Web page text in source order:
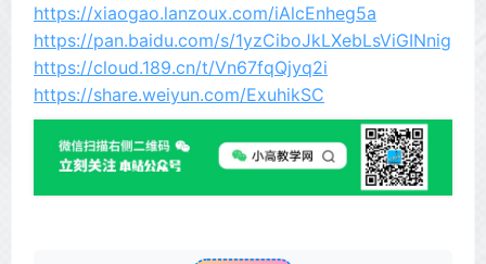
https://xiaogao.lanzoux.com/iAlcEnheg5a
https://pan.baidu.com/s/1yzCiboJkLXebLsViGINnig
https://cloud.189.cn/t/Vn67fqQjyq2i
https://share.weiyun.com/ExuhikSC